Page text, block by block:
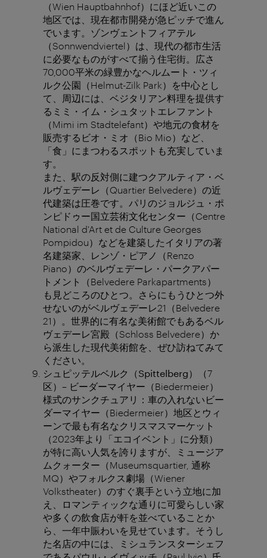
（Wien Hauptbahnhof）にほど近いこの
地区では、現在都市開発が急ピッチで進ん
でいます。ゾンヴェントフィアテル
（Sonnwendviertel）は、現代の都市生活
に必要なものがすべて揃う住宅街。広さ
70,000平米の緑豊かなヘルムート・ツィ
ルク公園（Helmut-Zilk Park）を中心とし
て、周辺には、ベジタリアン料理を提供す
るミミ・イム・シュタットエレファント
（Mimi im Stadtelefant）や地元の食材を
販売するビオ・ミオ（Bio Mio）など、
「食」にまつわるスポットも充実していま
す。
また、駅の反対側に建つクアルティア・ベ
ルヴェデーレ（Quartier Belvedere）の近
代建築は圧巻です。パリのジョルジュ・ポ
ンピドゥー国立芸術文化センター（Centre
National d'Art et de Culture Georges
Pompidou）などを建築したイタリアの著
名建築家、レンゾ・ピアノ（Renzo
Piano）のベルヴェデーレ・パークアパー
トメント（Belvedere Parkapartments）
も見どころのひとつ。さらにもうひとつ外
せないのがベルヴェデーレ21（Belvedere
21）。世界的に有名な美術館でもあるベル
ヴェデーレ宮殿（Schloss Belvedere）か
ら派生した現代美術館を、ぜひ訪ねてみて
ください。
シュピッテルベルク（Spittelberg）
（7
区）– ビーダーマイヤー（Biedermeier）
様式のサンクチュアリ：車の入れないビー
ダーマイヤー（Biedermeier）地区とウィ
ーンで最も有名なクリスマスマーケット
（2023年より「エコイベント」に分類）
が特に高い人気を誇りますが、ミュージア
ムクォーター（Museumsquartier, 通称
MQ）やフォルクス劇場（Wiener
Volkstheater）のすぐ裏手という立地に加
え、ロマンティックな通りに可愛らしい家
や多くの飲食店が軒を並べていることか
ら、一年中賑わいを見せています。そうし
た名店の中には、ミシュランスターシェフ